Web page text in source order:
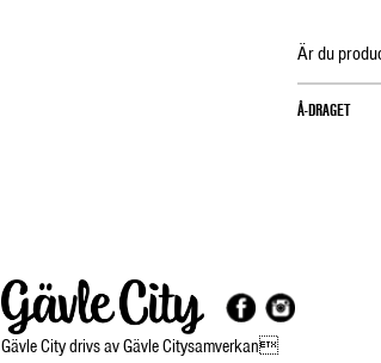
Är du
Å-DRAGET
Gävle City drivs av Gävle Citysamverkan